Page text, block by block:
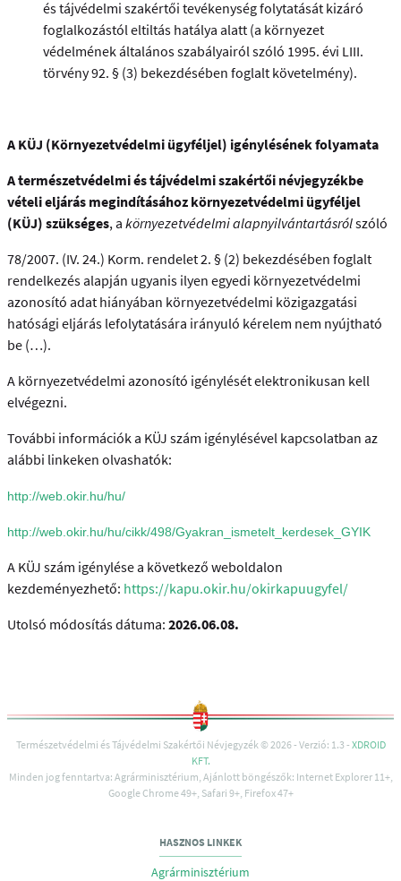
és tájvédelmi szakértői tevékenység folytatását kizáró
foglalkozástól eltiltás hatálya alatt (a környezet
védelmének általános szabályairól szóló 1995. évi LIII.
törvény 92. § (3) bekezdésében foglalt követelmény).
A KÜJ (Környezetvédelmi ügyféljel) igénylésének folyamata
A természetvédelmi és tájvédelmi szakértői névjegyzékbe
vételi eljárás megindításához környezetvédelmi ügyféljel
(KÜJ) szükséges, a környezetvédelmi alapnyilvántartásrólszóló
78/2007. (IV. 24.) Korm. rendelet 2. § (2) bekezdésében foglalt
rendelkezés alapján ugyanis ilyen egyedi környezetvédelmi
azonosító adat hiányában környezetvédelmi közigazgatási
hatósági eljárás lefolytatására irányuló kérelem nem nyújtható
be (…).
A környezetvédelmi azonosító igénylését elektronikusan kell
elvégezni.
További információk a KÜJ szám igénylésével kapcsolatban az
alábbi linkeken olvashatók:
http://web.okir.hu/hu/
http://web.okir.hu/hu/cikk/498/Gyakran_ismetelt_kerdesek_GYIK
A KÜJ szám igénylése a következő weboldalon
kezdeményezhető: https://kapu.okir.hu/okirkapuugyfel/
Utolsó módosítás dátuma: 2026.06.08.
Természetvédelmi és Tájvédelmi Szakértői Névjegyzék © 2026 - Verzió: 1.3 - XDROID
KFT.
Minden jog fenntartva: Agrárminisztérium, Ajánlott böngészők: Internet Explorer 11+,
Google Chrome 49+, Safari 9+, Firefox 47+
HASZNOS LINKEK
Agrárminisztérium